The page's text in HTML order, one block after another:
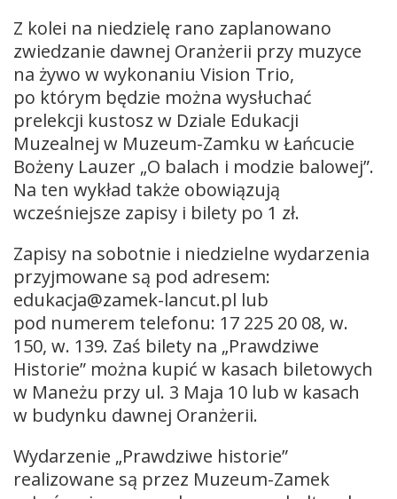
Z kolei na niedzielę rano zaplanowano
zwiedzanie dawnej Oranżerii przy muzyce
na żywo w wykonaniu Vision Trio,
po którym będzie można wysłuchać
prelekcji kustosz w Dziale Edukacji
Muzealnej w Muzeum-Zamku w Łańcucie
Bożeny Lauzer „O balach i modzie balowej”.
Na ten wykład także obowiązują
wcześniejsze zapisy i bilety po 1 zł.
Zapisy na sobotnie i niedzielne wydarzenia
przyjmowane są pod adresem:
edukacja@zamek-lancut.pl lub
pod numerem telefonu: 17 225 20 08, w.
150, w. 139. Zaś bilety na „Prawdziwe
Historie” można kupić w kasach biletowych
w Maneżu przy ul. 3 Maja 10 lub w kasach
w budynku dawnej Oranżerii.
Wydarzenie „Prawdziwe historie”
realizowane są przez Muzeum-Zamek